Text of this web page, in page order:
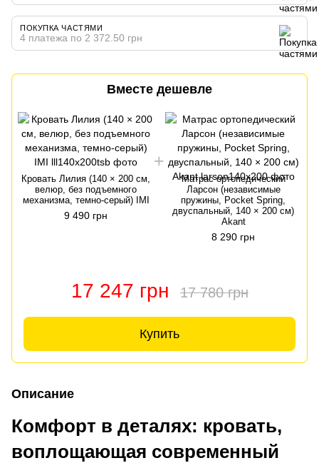
ПОКУПКА ЧАСТЯМИ
4 платежа по 2 372.50 грн
Вместе дешевле
Кровать Лилия (140 × 200 см,
велюр, без подъемного
механизма, темно-серый) IMI
9 490 грн
Матрас ортопедический
Ларсон (независимые
пружины, Pocket Spring,
двуспальный, 140 × 200 см)
Akant
8 290 грн
17 247 грн 17 780 грн
Купить
Описание
Комфорт в деталях: кровать,
воплощающая современный